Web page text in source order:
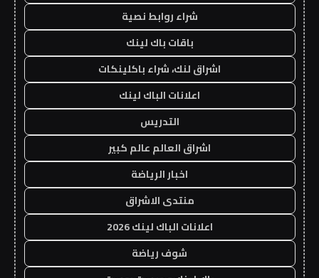
شراء روابط نصية
باقات باك لينك
اشراق لنك، شراء باكلينكات
اعلانات الباك لينك
التدريس
اشراق العالم عالم كبير
اخبار الرياضة
منتدى الاشراق
اعلانات الباك لينك 2026
شوف رياضة